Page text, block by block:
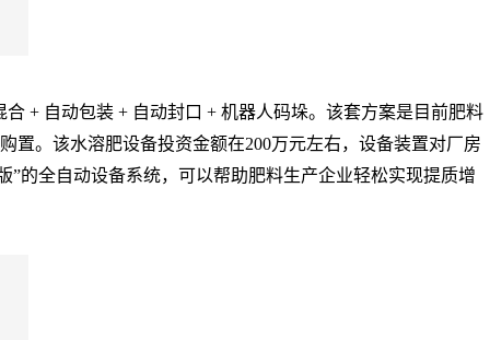
+ 自动包装 + 自动封口 + 机器人码垛。该套方案是目前肥料
置。该水溶肥设备投资金额在200万元左右，设备装置对厂房
”的全自动设备系统，可以帮助肥料生产企业轻松实现提质增